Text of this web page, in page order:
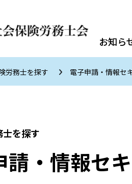
お知ら
労務士を探す 電子申請・情報セ
を探す
請・情報セ